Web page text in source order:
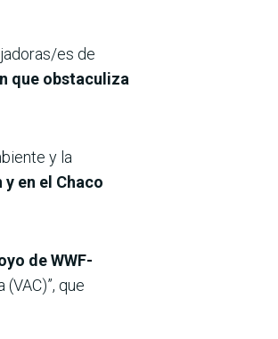
es de
que obstaculiza
y la
en el Chaco
de WWF-
que